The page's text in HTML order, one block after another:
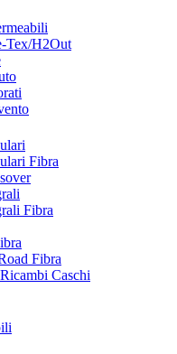
Tex/H2Out
Fibra
Fibra
Fibra
Caschi